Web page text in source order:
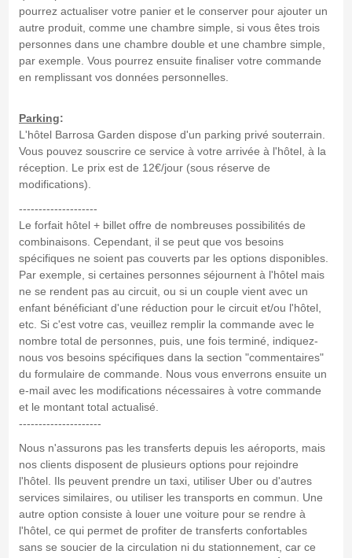
pourrez actualiser votre panier et le conserver pour ajouter un
autre produit, comme une chambre simple, si vous êtes trois
personnes dans une chambre double et une chambre simple,
par exemple. Vous pourrez ensuite finaliser votre commande
en remplissant vos données personnelles.
Parking:
L'hôtel Barrosa Garden dispose d'un parking privé souterrain.
Vous pouvez souscrire ce service à votre arrivée à l'hôtel, à la
réception. Le prix est de 12€/jour (sous réserve de
modifications).
--------------------
Le forfait hôtel + billet offre de nombreuses possibilités de
combinaisons. Cependant, il se peut que vos besoins
spécifiques ne soient pas couverts par les options disponibles.
Par exemple, si certaines personnes séjournent à l'hôtel mais
ne se rendent pas au circuit, ou si un couple vient avec un
enfant bénéficiant d'une réduction pour le circuit et/ou l'hôtel,
etc. Si c'est votre cas, veuillez remplir la commande avec le
nombre total de personnes, puis, une fois terminé, indiquez-
nous vos besoins spécifiques dans la section "commentaires"
du formulaire de commande. Nous vous enverrons ensuite un
e-mail avec les modifications nécessaires à votre commande
et le montant total actualisé.
---------------------
Nous n'assurons pas les transferts depuis les aéroports, mais
nos clients disposent de plusieurs options pour rejoindre
l'hôtel. Ils peuvent prendre un taxi, utiliser Uber ou d'autres
services similaires, ou utiliser les transports en commun. Une
autre option consiste à louer une voiture pour se rendre à
l'hôtel, ce qui permet de profiter de transferts confortables
sans se soucier de la circulation ni du stationnement, car ce